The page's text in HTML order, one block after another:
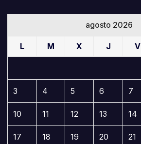
agosto 2026
L M X J V
3 4 5 6 7
10 11 12 13 14
17 18 19 20 21